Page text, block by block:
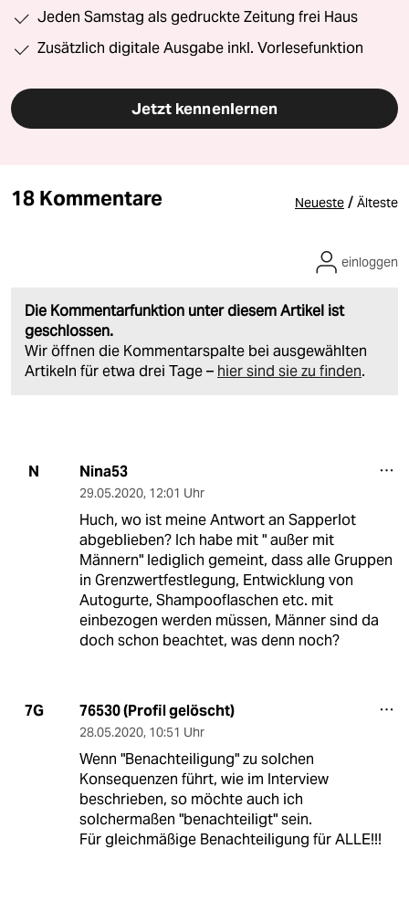
Jeden Samstag als gedruckte Zeitung frei Haus
Zusätzlich digitale Ausgabe inkl. Vorlesefunktion
Jetzt kennenlernen
18 Kommentare Neueste / Älteste
Die Kommentarfunktion unter diesem Artikel ist
geschlossen.
Wir öffnen die Kommentarspalte bei ausgewählten
Artikeln für etwa drei Tage – hier sind sie zu finden.
einloggen
N Nina53
29.05.2020, 12:01 Uhr
Huch, wo ist meine Antwort an Sapperlot
abgeblieben? Ich habe mit " außer mit
Männern" lediglich gemeint, dass alle Gruppen
in Grenzwertfestlegung, Entwicklung von
Autogurte, Shampooflaschen etc. mit
einbezogen werden müssen, Männer sind da
doch schon beachtet, was denn noch?
7G 76530 (Profil gelöscht)
28.05.2020, 10:51 Uhr
Wenn "Benachteiligung" zu solchen
Konsequenzen führt, wie im Interview
beschrieben, so möchte auch ich
solchermaßen "benachteiligt" sein.
Für gleichmäßige Benachteiligung für ALLE!!!